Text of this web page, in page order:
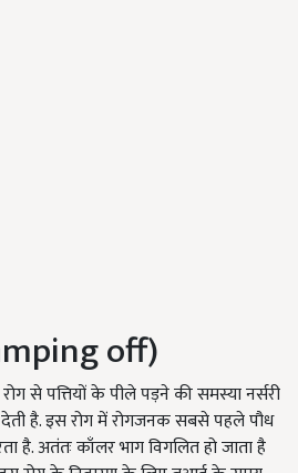
off)
से पत्तियों के पीले पड़ने की समस्या नर्सरी
है. इस रोग में रोगजनक सबसे पहले पौध
अतंतः काँलर भाग विगलित हो जाता है